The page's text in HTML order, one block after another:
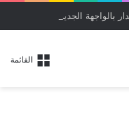
القائمة